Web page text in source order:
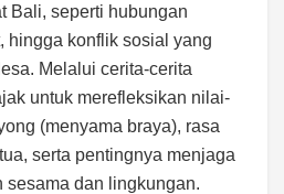
Bali, seperti hubungan
hingga konflik sosial yang
Melalui cerita-cerita
untuk merefleksikan nilai-
(menyama braya), rasa
serta pentingnya menjaga
sesama dan lingkungan.